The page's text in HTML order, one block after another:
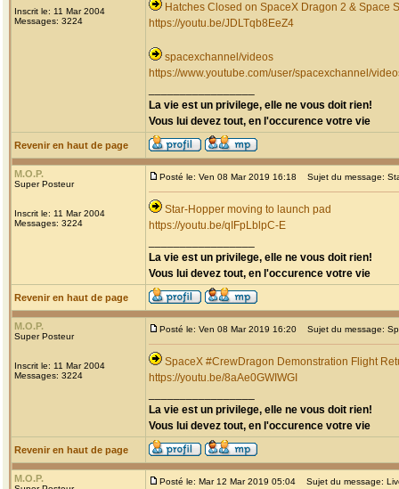
Inscrit le: 11 Mar 2004
Messages: 3224
Hatches Closed on SpaceX Dragon 2 & Space
https://youtu.be/JDLTqb8EeZ4
spacexchannel/videos
https://www.youtube.com/user/spacexchannel/
La vie est un privilege, elle ne vous doit rien!
Vous lui devez tout, en l'occurence votre vie
Revenir en haut de page
M.O.P.
Super Posteur
Inscrit le: 11 Mar 2004
Messages: 3224
Posté le: Ven 08 Mar 2019 16:18 Sujet du message:
Star-Hopper moving to launch pad
https://youtu.be/qIFpLblpC-E
La vie est un privilege, elle ne vous doit rien!
Vous lui devez tout, en l'occurence votre vie
Revenir en haut de page
M.O.P.
Super Posteur
Inscrit le: 11 Mar 2004
Messages: 3224
Posté le: Ven 08 Mar 2019 16:20 Sujet du message:
SpaceX #CrewDragon Demonstration Flight
https://youtu.be/8aAe0GWIWGI
La vie est un privilege, elle ne vous doit rien!
Vous lui devez tout, en l'occurence votre vie
Revenir en haut de page
M.O.P. Posté le: Mar 12 Mar 2019 05:04 Sujet du message: